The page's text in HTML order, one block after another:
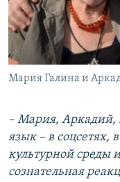
Мария Галина и
– Мария, Аркадий,
язык – в соцсетях,
культурной среды
сознательная